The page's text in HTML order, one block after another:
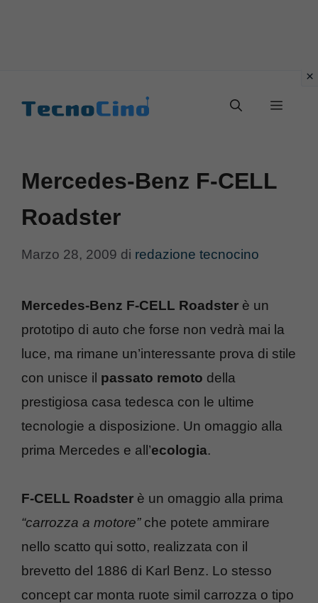
Menu
Mercedes-Benz F-CELL
Roadster
Marzo 28, 2009 di redazione tecnocino
Mercedes-Benz F-CELL Roadster è un
prototipo di auto che forse non vedrà mai la
luce, ma rimane un’interessante prova di stile
con unisce il passato remoto della
prestigiosa casa tedesca con le ultime
tecnologie a disposizione. Un omaggio alla
prima Mercedes e all’ecologia.
F-CELL Roadster è un omaggio alla prima
“carrozza a motore”che potete ammirare
nello scatto qui sotto, realizzata con il
brevetto del 1886 di Karl Benz. Lo stesso
concept car monta ruote simil carrozza o tipo